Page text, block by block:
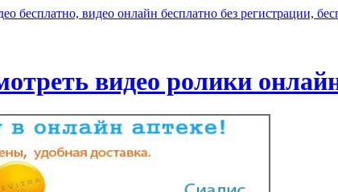
видео ролики